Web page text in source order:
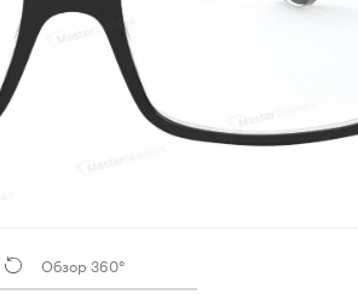
Обзор 360°